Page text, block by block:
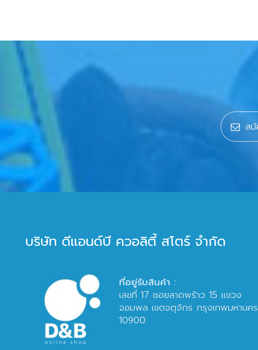
บริษัท ดีแอนด์บี ควอลิตี้ สโตร์ จำกัด
ที่อยู่รับสินค้า :
เลขที่ 17 ซอยลาดพร้าว 15 แขวง
จอมพล เขตจตุจักร กรุงเทพมหานคร
10900